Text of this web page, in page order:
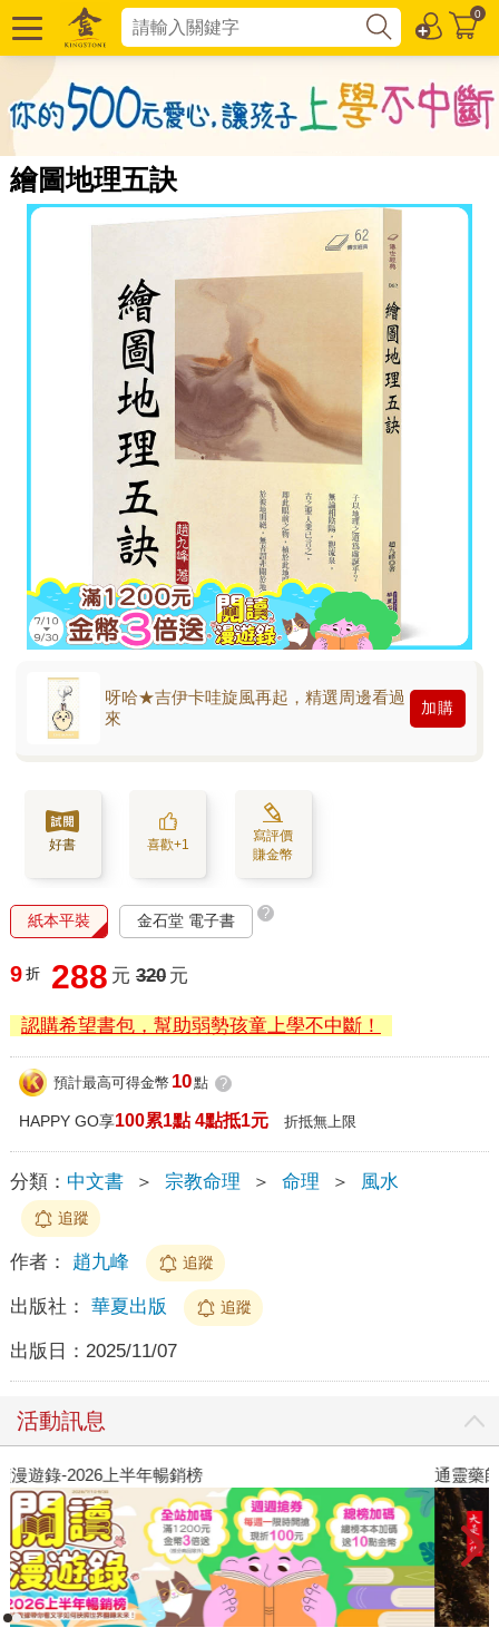
0
繪圖地理五訣
呀哈★吉伊卡哇旋風再起，精選周邊看過
來
加購
好書 喜歡+1
寫評價
賺金幣
紙本平裝 金石堂 電子書 ?
9 折 288 元 320 元
認購希望書包，幫助弱勢孩童上學不中斷！
預計最高可得金幣 10點 ?
HAPPY GO享100累1點 4點抵1元 折抵無上限
分類： 中文書 ＞ 宗教命理 ＞ 命理 ＞ 風水
追蹤
作者： 趙九峰 追蹤
出版社： 華夏出版 追蹤
出版日： 2025/11/07
活動訊息
閱讀漫遊錄-2026上半年暢銷榜 通